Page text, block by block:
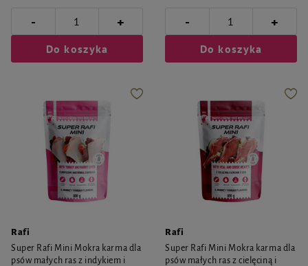
- +
Do koszyka
- +
Do koszyka
Rafi
Super Rafi Mini Mokra karma dla
psów małych ras z indykiem i
Rafi
Super Rafi Mini Mokra karma dla
psów małych ras z cielęciną i